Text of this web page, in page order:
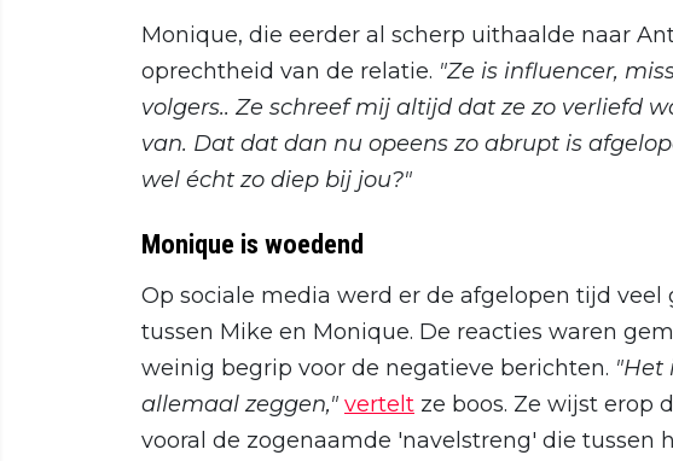
Monique, die eerder al scherp uithaalde naar
oprechtheid van de relatie. "Ze is influencer,
volgers.. Ze schreef mij altijd dat ze zo verliefd
van. Dat dat dan nu opeens zo abrupt is
wel écht zo diep bij jou?"
Monique is woedend
Op sociale media werd er de afgelopen tijd veel
tussen Mike en Monique. De reacties waren
weinig begrip voor de negatieve berichten. "Het
allemaal zeggen," vertelt ze boos. Ze wijst erop
vooral de zogenaamde 'navelstreng' die tussen